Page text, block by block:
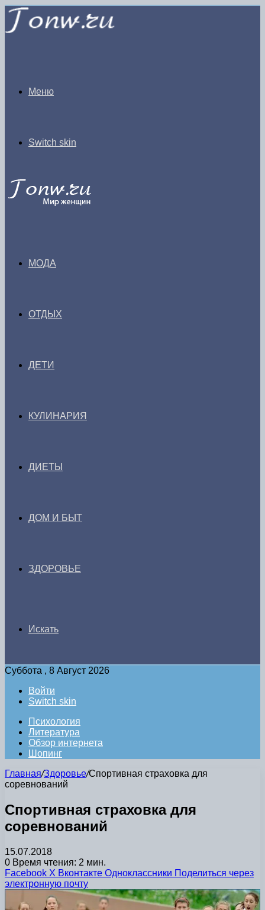
Меню
Switch skin
МОДА
ОТДЫХ
ДЕТИ
КУЛИНАРИЯ
ДИЕТЫ
ДОМ И БЫТ
ЗДОРОВЬЕ
Искать
Суббота , 8 Август 2026
Войти
Switch skin
Психология
Литература
Обзор интернета
Шопинг
Главная/Здоровье/Спортивная страховка для
соревнований
Спортивная страховка для
соревнований
15.07.2018
0 Время чтения: 2 мин.
Facebook X Вконтакте Одноклассники Поделиться через
электронную почту